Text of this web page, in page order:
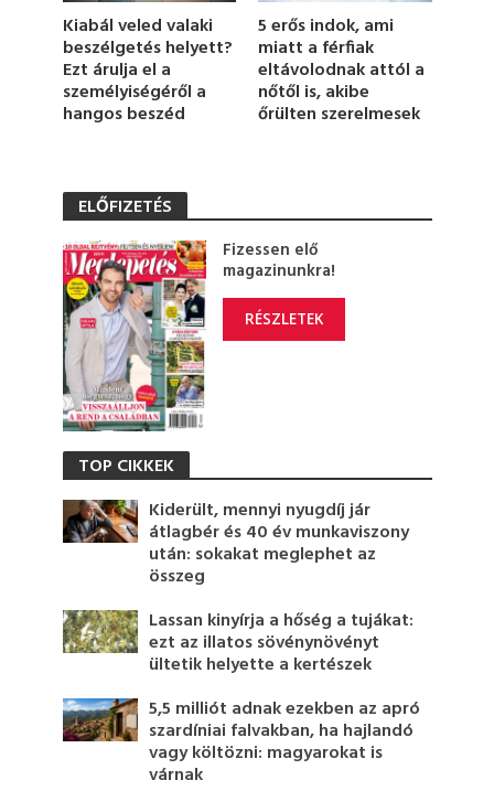
s
Kiabál veled valaki
beszélgetés helyett?
Ezt árulja el a
személyiségéről a
hangos beszéd
5 erős indok, ami
miatt a férfiak
eltávolodnak attól a
nőtől is, akibe
őrülten szerelmesek
ELŐFIZETÉS
Fizessen elő
magazinunkra!
RÉSZLETEK
TOP CIKKEK
Kiderült, mennyi nyugdíj jár
átlagbér és 40 év munkaviszony
után: sokakat meglephet az
összeg
Lassan kinyírja a hőség a tujákat:
ezt az illatos sövénynövényt
ültetik helyette a kertészek
5,5 milliót adnak ezekben az apró
szardíniai falvakban, ha hajlandó
vagy költözni: magyarokat is
várnak